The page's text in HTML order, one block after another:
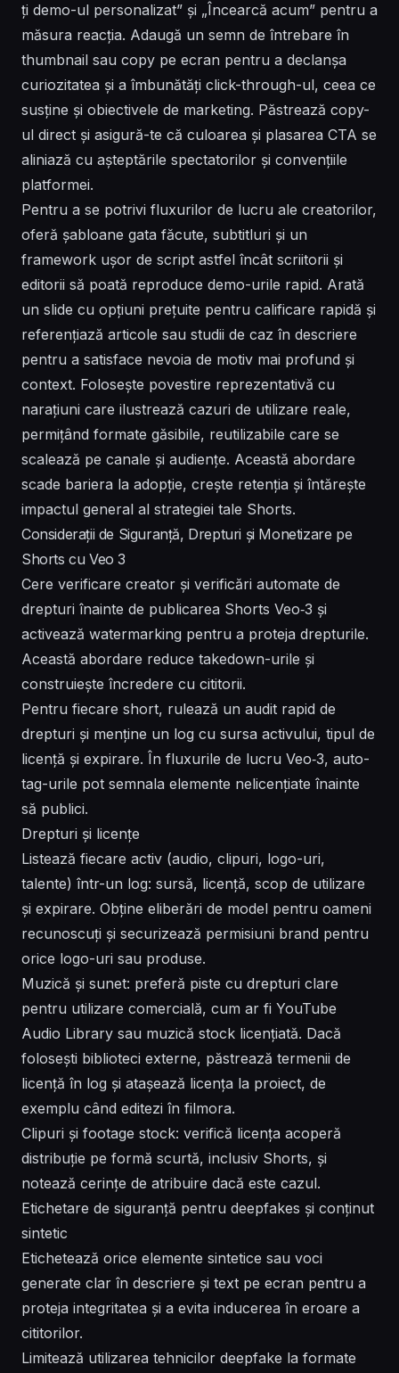
ți demo-ul personalizat” și „Încearcă acum” pentru a
măsura reacția. Adaugă un semn de întrebare în
thumbnail sau copy pe ecran pentru a declanșa
curiozitatea și a îmbunătăți click-through-ul, ceea ce
susține și obiectivele de marketing. Păstrează copy-
ul direct și asigură-te că culoarea și plasarea CTA se
aliniază cu așteptările spectatorilor și convențiile
platformei.
Pentru a se potrivi fluxurilor de lucru ale creatorilor,
oferă șabloane gata făcute, subtitluri și un
framework ușor de script astfel încât scriitorii și
editorii să poată reproduce demo-urile rapid. Arată
un slide cu opțiuni prețuite pentru calificare rapidă și
referențiază articole sau studii de caz în descriere
pentru a satisface nevoia de motiv mai profund și
context. Folosește povestire reprezentativă cu
narațiuni care ilustrează cazuri de utilizare reale,
permițând formate găsibile, reutilizabile care se
scalează pe canale și audiențe. Această abordare
scade bariera la adopție, crește retenția și întărește
impactul general al strategiei tale Shorts.
Considerații de Siguranță, Drepturi și Monetizare pe
Shorts cu Veo 3
Cere verificare creator și verificări automate de
drepturi înainte de publicarea Shorts Veo‑3 și
activează watermarking pentru a proteja drepturile.
Această abordare reduce takedown-urile și
construiește încredere cu cititorii.
Pentru fiecare short, rulează un audit rapid de
drepturi și menține un log cu sursa activului, tipul de
licență și expirare. În fluxurile de lucru Veo‑3, auto-
tag-urile pot semnala elemente nelicențiate înainte
să publici.
Drepturi și licențe
Listează fiecare activ (audio, clipuri, logo-uri,
talente) într-un log: sursă, licență, scop de utilizare
și expirare. Obține eliberări de model pentru oameni
recunoscuți și securizează permisiuni brand pentru
orice logo-uri sau produse.
Muzică și sunet: preferă piste cu drepturi clare
pentru utilizare comercială, cum ar fi YouTube
Audio Library sau muzică stock licențiată. Dacă
folosești biblioteci externe, păstrează termenii de
licență în log și atașează licența la proiect, de
exemplu când editezi în filmora.
Clipuri și footage stock: verifică licența acoperă
distribuție pe formă scurtă, inclusiv Shorts, și
notează cerințe de atribuire dacă este cazul.
Etichetare de siguranță pentru deepfakes și conținut
sintetic
Etichetează orice elemente sintetice sau voci
generate clar în descriere și text pe ecran pentru a
proteja integritatea și a evita inducerea în eroare a
cititorilor.
Limitează utilizarea tehnicilor deepfake la formate